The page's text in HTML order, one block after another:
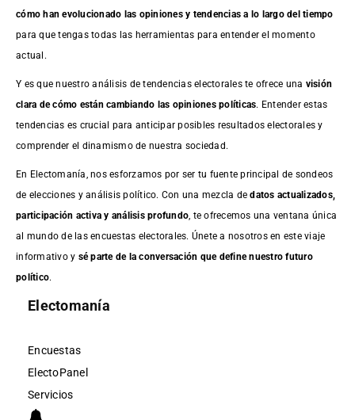
cómo han evolucionado las opiniones y tendencias a lo largo del tiempo
para que tengas todas las herramientas para entender el momento
actual.
Y es que nuestro análisis de tendencias electorales te ofrece una visión
clara de cómo están cambiando las opiniones políticas. Entender estas
tendencias es crucial para anticipar posibles resultados electorales y
comprender el dinamismo de nuestra sociedad.
En Electomanía, nos esforzamos por ser tu fuente principal de sondeos
de elecciones y análisis político. Con una mezcla dedatos actualizados,
participación activa y análisis profundo , te ofrecemos una ventana única
al mundo de las encuestas electorales. Únete a nosotros en este viaje
informativo y sé parte de la conversación que define nuestro futuro
político.
Electomanía
Encuestas
ElectoPanel
Servicios